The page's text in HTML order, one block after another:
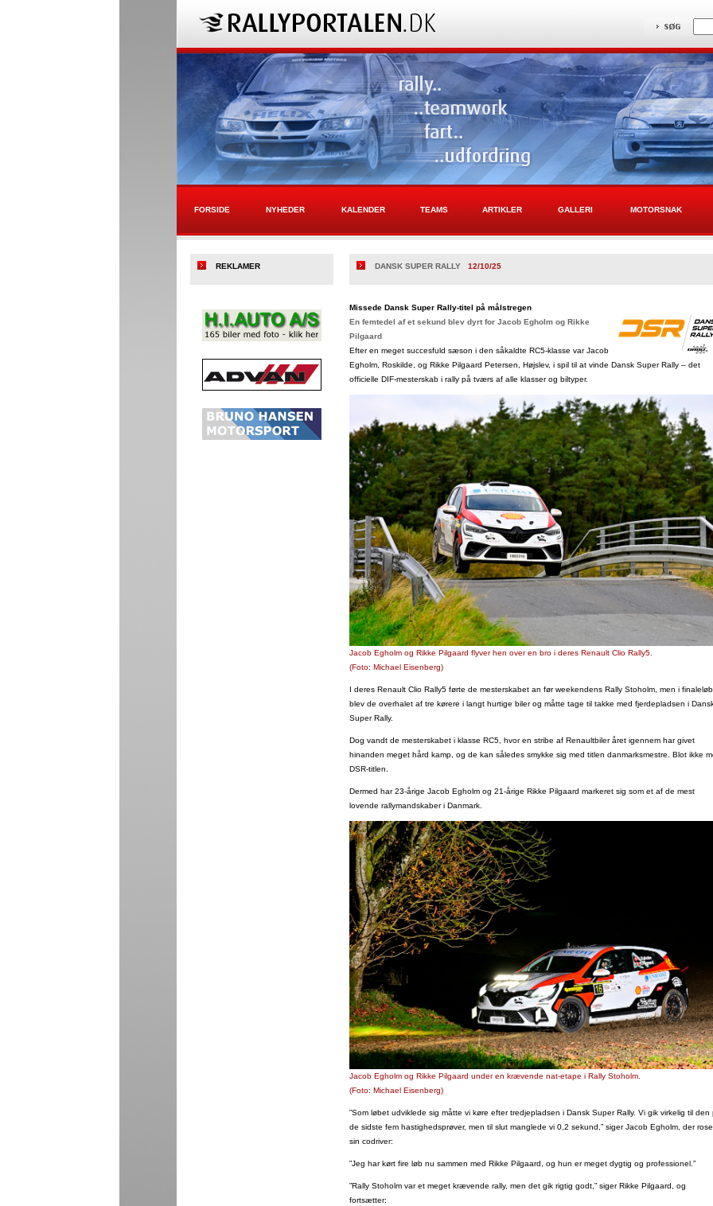
FORSIDE NYHEDER KALENDER TEAMS ARTIKLER GALLERI MOTORSNAK
DANSK SUPER RALLY 12/10/25
Missede Dansk Super Rally-titel på målstregen
En femtedel af et sekund blev dyrt for Jacob Egholm og Rikke
Pilgaard
Efter en meget succesfuld sæson i den såkaldte RC5-klasse var Jacob
Egholm, Roskilde, og Rikke Pilgaard Petersen, Højslev, i spil til at vinde Dansk Super Rally – det
officielle DIF-mesterskab i rally på tværs af alle klasser og biltyper.
Jacob Egholm og Rikke Pilgaard flyver hen over en bro i deres Renault Clio Rally5.
(Foto: Michael Eisenberg)
I deres Renault Clio Rally5 førte de mesterskabet an før weekendens Rally Stoholm, men i
blev de overhalet af tre kørere i langt hurtige biler og måtte tage til takke med fjerdepladsen i
Super Rally.
Dog vandt de mesterskabet i klasse RC5, hvor en stribe af Renaultbiler året igennem har givet
hinanden meget hård kamp, og de kan således smykke sig med titlen danmarksmestre. Blot ikke
DSR-titlen.
Dermed har 23-årige Jacob Egholm og 21-årige Rikke Pilgaard markeret sig som et af de mest
lovende rallymandskaber i Danmark.
Jacob Egholm og Rikke Pilgaard under en krævende nat-etape i Rally Stoholm.
(Foto: Michael Eisenberg)
”Som løbet udviklede sig måtte vi køre efter tredjepladsen i Dansk Super Rally. Vi gik virkelig til den
de sidste fem hastighedsprøver, men til slut manglede vi 0,2 sekund,” siger Jacob Egholm, der
sin codriver:
”Jeg har kørt fire løb nu sammen med Rikke Pilgaard, og hun er meget dygtig og professionel.”
”Rally Stoholm var et meget krævende rally, men det gik rigtig godt,” siger Rikke Pilgaard, og
fortsætter:
REKLAMER